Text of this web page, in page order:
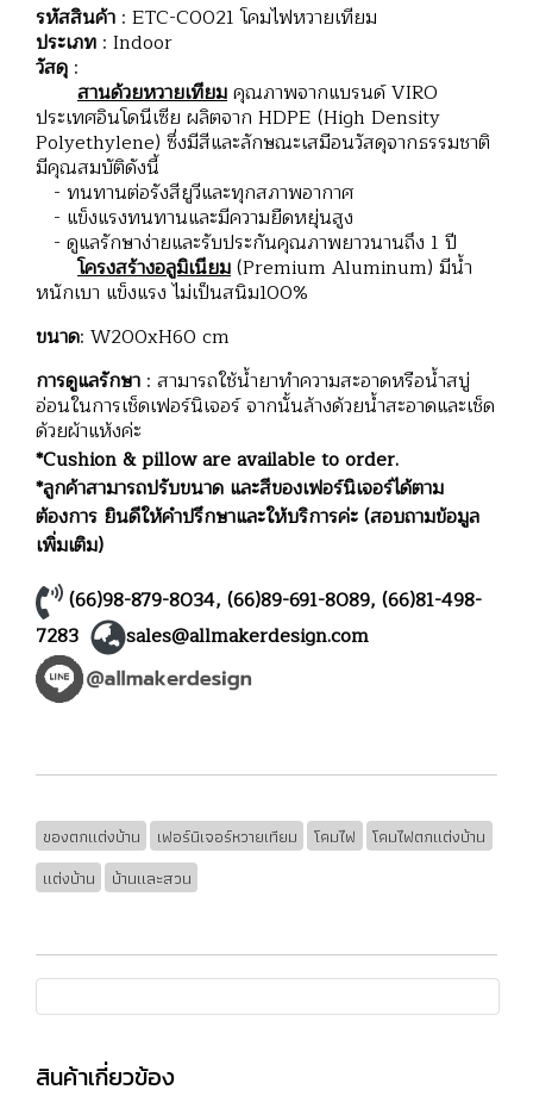
รหัสสินค้า : ETC-C0021 โคมไฟหวายเทียม
ประเภท : Indoor
วัสดุ :
สานด้วยหวายเทียมคุณภาพจากแบรนด์ VIRO
ประเทศอินโดนีเซีย ผลิตจาก HDPE (High Density
Polyethylene) ซึ่งมีสีและลักษณะเสมือนวัสดุจากธรรมชาติ
มีคุณสมบัติดังนี้
- ทนทานต่อรังสียูวีและทุกสภาพอากาศ
- แข็งแรงทนทานและมีความยืดหยุ่นสูง
- ดูแลรักษาง่ายและรับประกันคุณภาพยาวนานถึง 1 ปี
โครงสร้างอลูมิเนียม(Premium Aluminum) มีน้ำ
หนักเบา แข็งแรง ไม่เป็นสนิม100%
ขนาด: W200xH60 cm
การดูแลรักษา : สามารถใช้น้ำยาทำความสะอาดหรือน้ำสบู่
อ่อนในการเช็ดเฟอร์นิเจอร์ จากนั้นล้างด้วยน้ำสะอาดและเช็ด
ด้วยผ้าแห้งค่ะ
*Cushion & pillow are available to order.
*ลูกค้าสามารถปรับขนาด และสีของเฟอร์นิเจอร์ได้ตาม
ต้องการ ยินดีให้คำปรึกษาและให้บริการค่ะ (สอบถามข้อมูล
เพิ่มเติม)
(66)98-879-8034, (66)89-691-8089, (66)81-498-
7283
sales@allmakerdesign.com
ของตกแต่งบ้าน เฟอร์นิเจอร์หวายเทียม โคมไฟ
โคมไฟตกแต่งบ้าน
แต่งบ้าน
บ้านและสวน
สินค้าเกี่ยวข้อง